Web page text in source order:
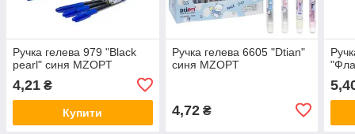
Ручка гелева 979 "Black
pearl" синя MZOPT
4,21 ₴
Купити
Ручка гелева 6605 "Dtian"
синя MZOPT
4,72₴